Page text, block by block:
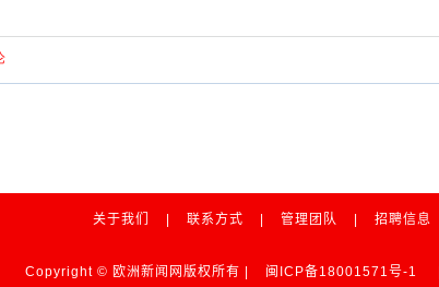
关于我们 联系方式 管理团队 招聘信息
Copyright © 欧洲新闻网版权所有 | 闽ICP备18001571号-1